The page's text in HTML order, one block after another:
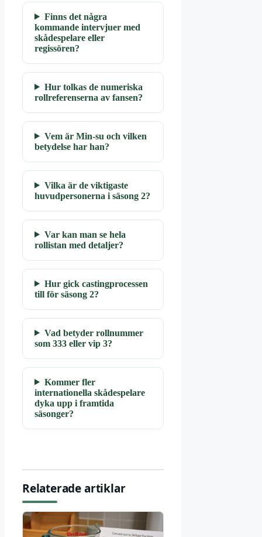
Finns det några
kommande intervjuer med
skådespelare eller
regissören?
Hur tolkas de numeriska
rollreferenserna av fansen?
Vem är Min-su och vilken
betydelse har han?
Vilka är de viktigaste
huvudpersonerna i säsong 2?
Var kan man se hela
rollistan med detaljer?
Hur gick castingprocessen
till för säsong 2?
Vad betyder rollnummer
som 333 eller vip 3?
Kommer fler
internationella skådespelare
dyka upp i framtida
säsonger?
Relaterade artiklar